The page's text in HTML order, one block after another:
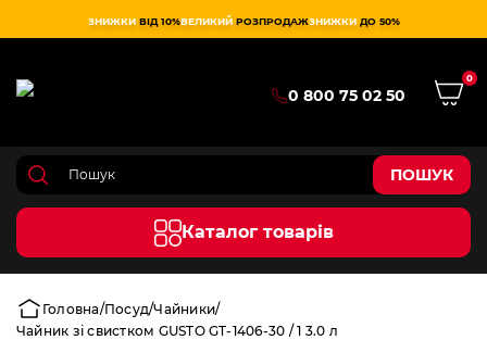
ЗНИЖКИ ВІД 10%ВЕЛИКИЙ РОЗПРОДАЖЗНИЖКИ ДО 50%
0 800 75 02 50
0
ПОШУК
Каталог товарів
Головна Посуд Чайники
Чайник зі свистком GUSTO GT-1406-30 / 1 3.0 л